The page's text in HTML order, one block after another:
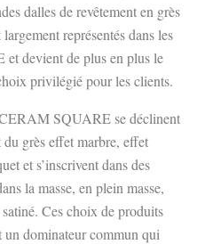
dalles de revêtement en grès
représentés dans les
devient de plus en plus le
privilégié pour les clients.
SQUARE se déclinent
grès effet marbre, effet
et s’inscrivent dans des
la masse, en plein masse,
Ces choix de produits
un dominateur commun qui